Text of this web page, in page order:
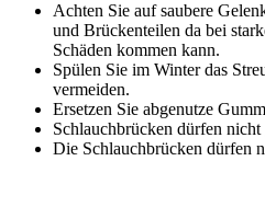
Achten Sie auf saubere
und Brückenteilen da bei
Schäden kommen kann.
Spülen Sie im Winter das
vermeiden.
Ersetzen Sie abgenutze
Schlauchbrücken dürfen
Die Schlauchbrücken dürfen